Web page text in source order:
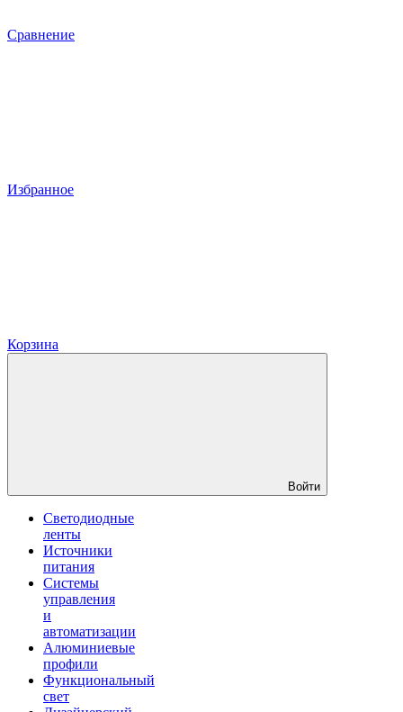
Сравнение
Избранное
Корзина
Войти
Светодиодные
ленты
Источники
питания
Системы
управления
и
автоматизации
Алюминиевые
профили
Функциональный
свет